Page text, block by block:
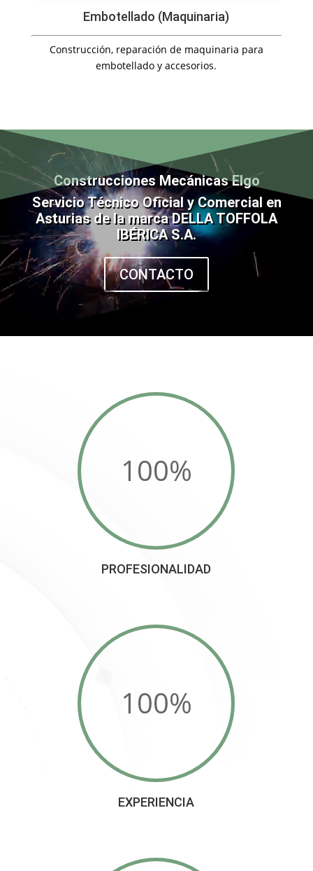
Embotellado (Maquinaria)
Construcción, reparación de maquinaria para
embotellado y accesorios.
Construcciones Mecánicas Elgo
Servicio Técnico Oficial y Comercial en
Asturias de la marca DELLA TOFFOLA
IBÉRICA S.A.
CONTACTO
vídeo
100%
PROFESIONALIDAD
100%
EXPERIENCIA